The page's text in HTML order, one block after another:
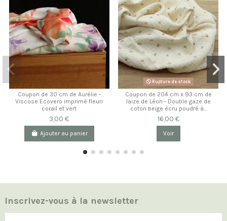
Coupon de 30 cm de Aurélie -
Viscose Ecovero imprimé fleuri
corail et vert
3,00 €
Ajouter au panier
Rupture de stock
Coupon de 204 cm x 93 cm de
laize de Léon - Double gaze de
coton beige écru poudré à...
16,00 €
Voir
Inscrivez-vous à la newsletter